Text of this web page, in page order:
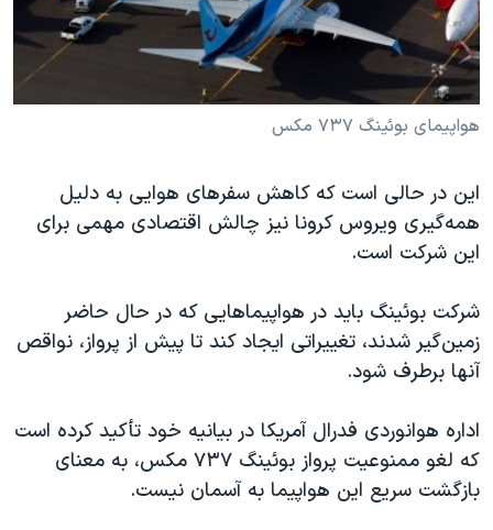
هواپیمای بوئینگ ۷۳۷ مکس
این در حالی است که کاهش سفرهای هوایی به دلیل
همه‌گیری ویروس کرونا نیز چالش اقتصادی مهمی برای
این شرکت است.
شرکت بوئینگ باید در هواپیماهایی که در حال حاضر
زمین‌گیر شدند، تغییراتی ایجاد کند تا پیش از پرواز، نواقص
آنها برطرف شود.
اداره هوانوردی فدرال آمریکا در بیانیه خود تأکید کرده است
که لغو ممنوعیت پرواز بوئینگ ۷۳۷ مکس، به معنای
بازگشت سریع این هواپیما به آسمان نیست.